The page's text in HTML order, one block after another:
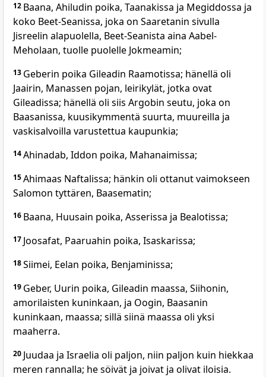
12 Baana, Ahiludin poika, Taanakissa ja Megiddossa ja
koko Beet-Seanissa, joka on Saaretanin sivulla
Jisreelin alapuolella, Beet-Seanista aina Aabel-
Meholaan, tuolle puolelle Jokmeamin;
13 Geberin poika Gileadin Raamotissa; hänellä oli
Jaairin, Manassen pojan, leirikylät, jotka ovat
Gileadissa; hänellä oli siis Argobin seutu, joka on
Baasanissa, kuusikymmentä suurta, muureilla ja
vaskisalvoilla varustettua kaupunkia;
14Ahinadab, Iddon poika, Mahanaimissa;
15Ahimaas Naftalissa; hänkin oli ottanut vaimokseen
Salomon tyttären, Baasematin;
16 Baana, Huusain poika, Asserissa ja Bealotissa;
17 Joosafat, Paaruahin poika, Isaskarissa;
18Siimei, Eelan poika, Benjaminissa;
19 Geber, Uurin poika, Gileadin maassa, Siihonin,
amorilaisten kuninkaan, ja Oogin, Baasanin
kuninkaan, maassa; sillä siinä maassa oli yksi
maaherra.
20 Juudaa ja Israelia oli paljon, niin paljon kuin hiekkaa
meren rannalla; he söivät ja joivat ja olivat iloisia.